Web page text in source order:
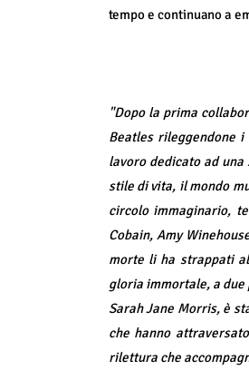
tempo e continuano a
"Dopo la prima
Beatles rileggendone
lavoro dedicato ad
stile di vita, il mondo
circolo immaginario,
Cobain, Amy
morte li ha strappati
gloria immortale, a
Sarah Jane Morris, è
che hanno
rilettura che